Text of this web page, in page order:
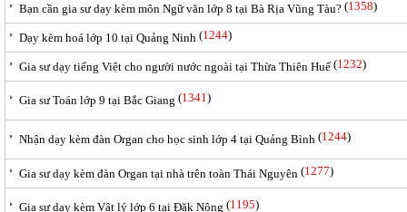
Bạn cần gia sư dạy kèm môn Ngữ văn lớp 8 tại Bà Rịa Vũng Tàu? (1358)
Dạy kèm hoá lớp 10 tại Quảng Ninh (1244)
Gia sư dạy tiếng Việt cho người nước ngoài tại Thừa Thiên Huế (1232)
Gia sư Toán lớp 9 tại Bắc Giang (1341)
Nhận dạy kèm đàn Organ cho học sinh lớp 4 tại Quảng Bình (1244)
Gia sư dạy kèm đàn Organ tại nhà trên toàn Thái Nguyên (1277)
Gia sư dạy kèm Vật lý lớp 6 tại Đăk Nông (1195)